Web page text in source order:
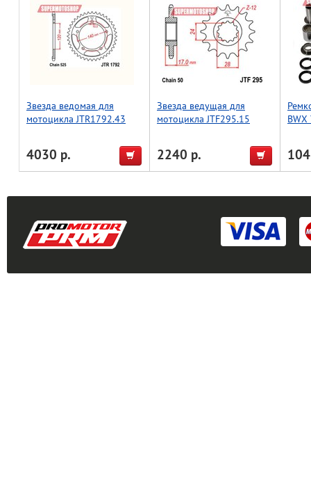
Звезда ведомая для
мотоцикла JTR1792.43
4030 р.
Звезда ведущая для
мотоцикла JTF295.15
2240 р.
BWX